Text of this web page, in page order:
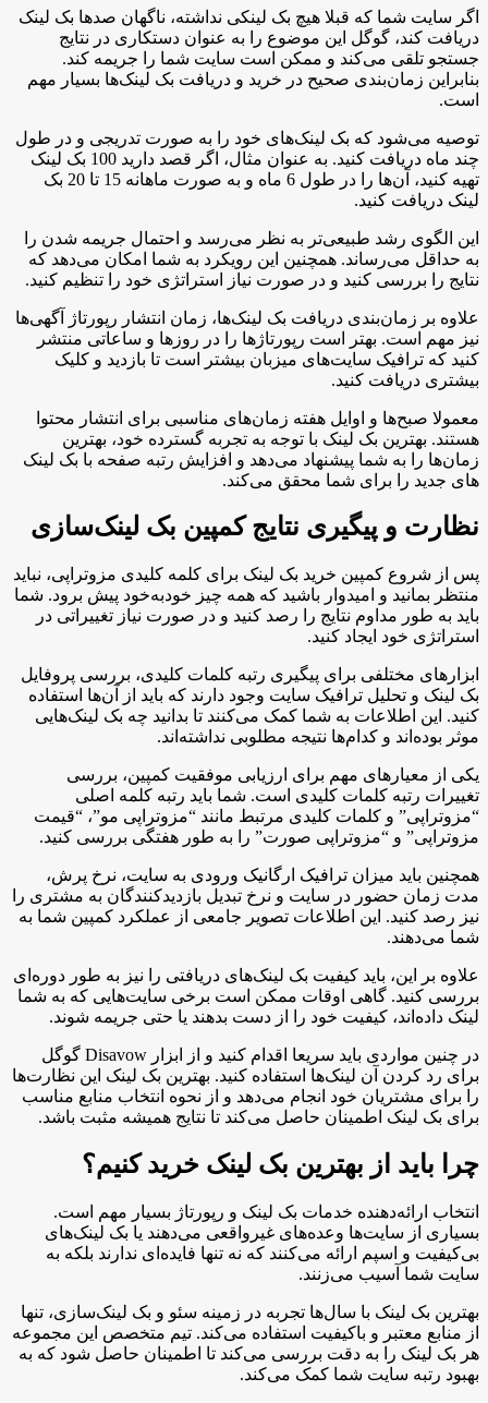
اگر سایت شما که قبلا هیچ بک لینکی نداشته، ناگهان صدها بک لینک
دریافت کند، گوگل این موضوع را به عنوان دستکاری در نتایج
جستجو تلقی می‌کند و ممکن است سایت شما را جریمه کند.
بنابراین زمان‌بندی صحیح در خرید و دریافت بک لینک‌ها بسیار مهم
است.
توصیه می‌شود که بک لینک‌های خود را به صورت تدریجی و در طول
چند ماه دریافت کنید. به عنوان مثال، اگر قصد دارید 100 بک لینک
تهیه کنید، آن‌ها را در طول 6 ماه و به صورت ماهانه 15 تا 20 بک
لینک دریافت کنید.
این الگوی رشد طبیعی‌تر به نظر می‌رسد و احتمال جریمه شدن را
به حداقل می‌رساند. همچنین این رویکرد به شما امکان می‌دهد که
نتایج را بررسی کنید و در صورت نیاز استراتژی خود را تنظیم کنید.
علاوه بر زمان‌بندی دریافت بک لینک‌ها، زمان انتشار رپورتاژ آگهی‌ها
نیز مهم است. بهتر است رپورتاژها را در روزها و ساعاتی منتشر
کنید که ترافیک سایت‌های میزبان بیشتر است تا بازدید و کلیک
بیشتری دریافت کنید.
معمولا صبح‌ها و اوایل هفته زمان‌های مناسبی برای انتشار محتوا
هستند. بهترین بک لینک با توجه به تجربه گسترده خود، بهترین
زمان‌ها را به شما پیشنهاد می‌دهد و افزایش رتبه صفحه با بک لینک
های جدید را برای شما محقق می‌کند.
نظارت و پیگیری نتایج کمپین بک لینک‌سازی
پس از شروع کمپین خرید بک لینک برای کلمه کلیدی مزوتراپی، نباید
منتظر بمانید و امیدوار باشید که همه چیز خودبه‌خود پیش برود. شما
باید به طور مداوم نتایج را رصد کنید و در صورت نیاز تغییراتی در
استراتژی خود ایجاد کنید.
ابزارهای مختلفی برای پیگیری رتبه کلمات کلیدی، بررسی پروفایل
بک لینک و تحلیل ترافیک سایت وجود دارند که باید از آن‌ها استفاده
کنید. این اطلاعات به شما کمک می‌کنند تا بدانید چه بک لینک‌هایی
موثر بوده‌اند و کدام‌ها نتیجه مطلوبی نداشته‌اند.
یکی از معیارهای مهم برای ارزیابی موفقیت کمپین، بررسی
تغییرات رتبه کلمات کلیدی است. شما باید رتبه کلمه اصلی
“مزوتراپی” و کلمات کلیدی مرتبط مانند “مزوتراپی مو”، “قیمت
مزوتراپی” و “مزوتراپی صورت” را به طور هفتگی بررسی کنید.
همچنین باید میزان ترافیک ارگانیک ورودی به سایت، نرخ پرش،
مدت زمان حضور در سایت و نرخ تبدیل بازدیدکنندگان به مشتری را
نیز رصد کنید. این اطلاعات تصویر جامعی از عملکرد کمپین شما به
شما می‌دهند.
علاوه بر این، باید کیفیت بک لینک‌های دریافتی را نیز به طور دوره‌ای
بررسی کنید. گاهی اوقات ممکن است برخی سایت‌هایی که به شما
لینک داده‌اند، کیفیت خود را از دست بدهند یا حتی جریمه شوند.
در چنین مواردی باید سریعا اقدام کنید و از ابزار Disavow گوگل
برای رد کردن آن لینک‌ها استفاده کنید. بهترین بک لینک این نظارت‌ها
را برای مشتریان خود انجام می‌دهد و از نحوه انتخاب منابع مناسب
برای بک لینک اطمینان حاصل می‌کند تا نتایج همیشه مثبت باشد.
چرا باید از بهترین بک لینک خرید کنیم؟
انتخاب ارائه‌دهنده خدمات بک لینک و رپورتاژ بسیار مهم است.
بسیاری از سایت‌ها وعده‌های غیرواقعی می‌دهند یا بک لینک‌های
بی‌کیفیت و اسپم ارائه می‌کنند که نه تنها فایده‌ای ندارند بلکه به
سایت شما آسیب می‌زنند.
بهترین بک لینک با سال‌ها تجربه در زمینه سئو و بک لینک‌سازی، تنها
از منابع معتبر و باکیفیت استفاده می‌کند. تیم متخصص این مجموعه
هر بک لینک را به دقت بررسی می‌کند تا اطمینان حاصل شود که به
بهبود رتبه سایت شما کمک می‌کند.